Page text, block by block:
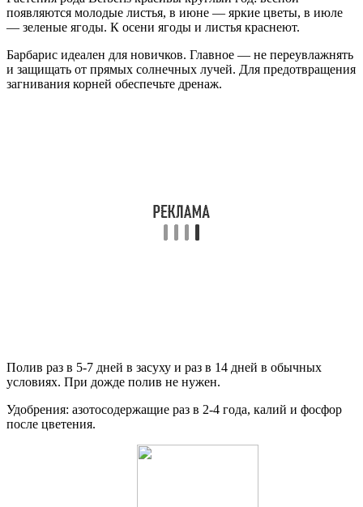
появляются молодые листья, в июне — яркие цветы, в июле
— зеленые ягоды. К осени ягоды и листья краснеют.
Барбарис идеален для новичков. Главное — не переувлажнять
и защищать от прямых солнечных лучей. Для предотвращения
загнивания корней обеспечьте дренаж.
Полив раз в 5-7 дней в засуху и раз в 14 дней в обычных
условиях. При дожде полив не нужен.
Удобрения: азотосодержащие раз в 2-4 года, калий и фосфор
после цветения.